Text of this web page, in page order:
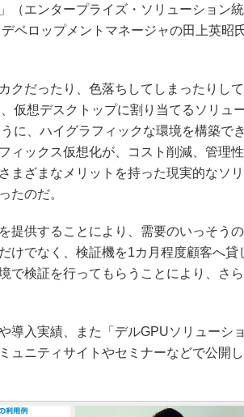
（エンタープライズ・ソリューション
ベロップメントマネージャの田上英昭
クだったり、色落ちしてしまったりし
仮想デスクトップに割り当てるソリュ
に、ハイグラフィックな環境を構築で
ィックス仮想化が、コスト削減、管理
まざまなメリットを持った現実的なソ
たのだ。
提供することにより、需要のいっそうの
けでなく、検証機を1カ月程度顧客へ貸
で検証を行ってもらうことにより、さ
導入実績、また「デルGPUソリューシ
ュニティサイトやセミナーなどで公開